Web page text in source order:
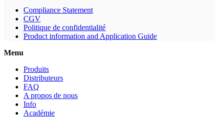
Compliance Statement
CGV
Politique de confidentialité
Product information and Application Guide
Menu
Produits
Distributeurs
FAQ
A propos de nous
Info
Académie